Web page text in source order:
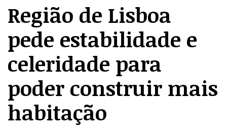
Região de Lisboa
pede estabilidade e
celeridade para
poder construir mais
habitação